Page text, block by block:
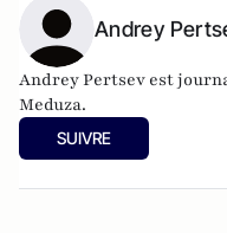
Andrey
Andrey Pertsev est
Meduza.
SUIVRE